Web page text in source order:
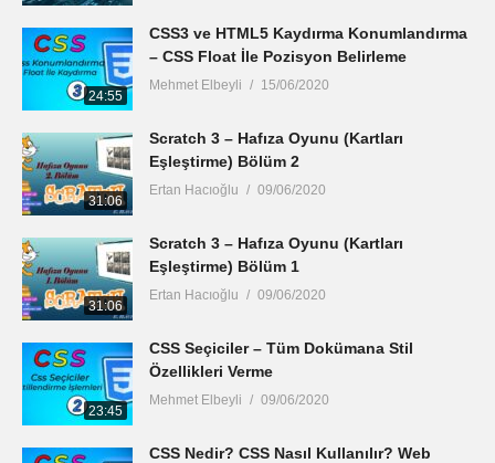
24:55
CSS3 ve HTML5 Kaydırma Konumlandırma
– CSS Float İle Pozisyon Belirleme
Mehmet Elbeyli 15/06/2020
31:06
Scratch 3 – Hafıza Oyunu (Kartları
Eşleştirme) Bölüm 2
Ertan Hacıoğlu 09/06/2020
31:06
Scratch 3 – Hafıza Oyunu (Kartları
Eşleştirme) Bölüm 1
Ertan Hacıoğlu 09/06/2020
23:45
CSS Seçiciler – Tüm Dokümana Stil
Özellikleri Verme
Mehmet Elbeyli 09/06/2020
CSS Nedir? CSS Nasıl Kullanılır? Web